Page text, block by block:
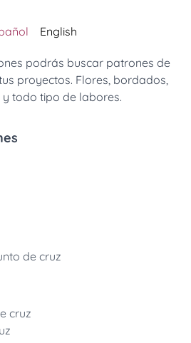
English
podrás buscar patrones de
proyectos. Flores, bordados,
todo tipo de labores.
de cruz
cruz